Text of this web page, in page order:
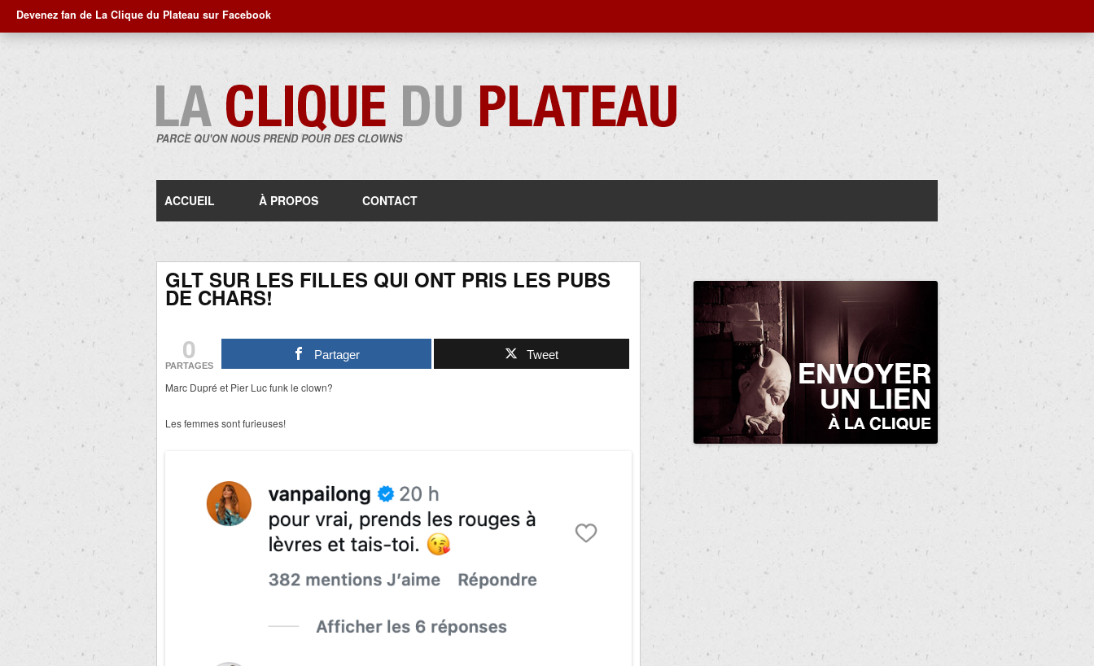
Devenez fan de La Clique du Plateau sur Facebook
PARCE QU'ON NOUS PREND POUR DES CLOWNS
au
ACCUEIL À PROPOS CONTACT
GLT SUR LES FILLES QUI ONT PRIS LES PUBS
DE CHARS!
0
PARTAGES
Partager Tweet
Marc Dupré et Pier Luc funk le clown?
Les femmes sont furieuses!